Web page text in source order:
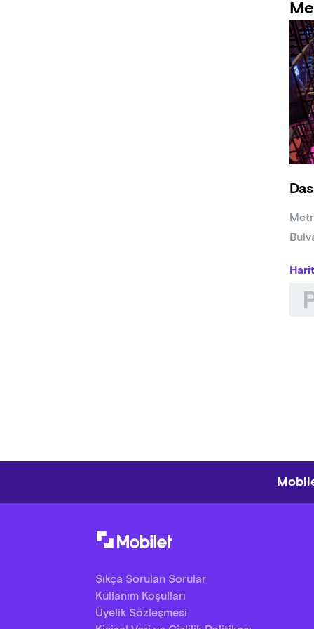
Sıkça Sorulan Sorular
Kullanım Koşulları
Üyelik Sözleşmesi